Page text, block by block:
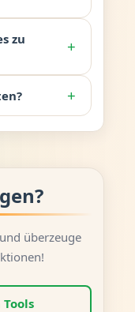
zu
+
+
überzeuge